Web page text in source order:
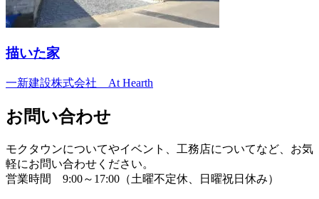
描いた家
一新建設株式会社 At Hearth
お問い合わせ
モクタウンについてやイベント、工務店についてなど、お気
軽にお問い合わせください。
営業時間 9:00～17:00（土曜不定休、日曜祝日休み）